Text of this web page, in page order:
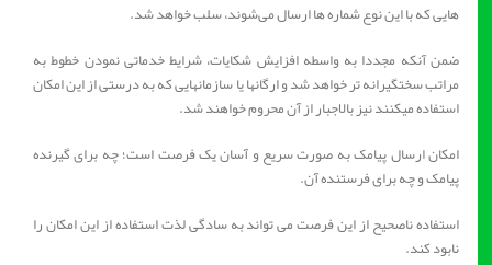
هایی که با این نوع شماره ها ارسال می‌شوند، سلب خواهد شد.
ضمن آنکه مجددا به واسطه افزایش شکایات، شرایط خدماتی نمودن خطوط به
مراتب سختگیرانه تر خواهد شد و ارگانها یا سازمانهایی که به درستی از این امکان
استفاده میکنند نیز بالاجبار از آن محروم خواهند شد.
امکان ارسال پیامک به صورت سریع و آسان یک فرصت است؛ چه برای گیرنده
پیامک و چه برای فرستنده آن.
استفاده ناصحیح از این فرصت می تواند به سادگی لذت استفاده از این امکان را
نابود کند.